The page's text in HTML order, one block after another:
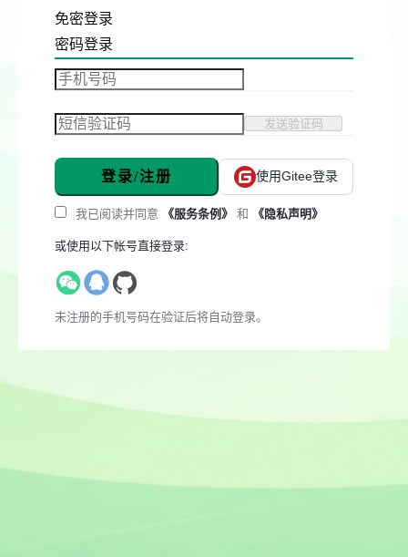
免密登录
密码登录
发送验证码
登录/注册 使用Gitee登录
我已阅读并同意 《服务条例》 和 《隐私声明》
或使用以下帐号直接登录:
未注册的手机号码在验证后将自动登录。